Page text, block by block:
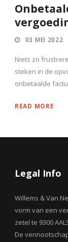
03 MEI 2022
Niets zo
steken in de
onbetaalde
READ MORE
Legal Info
Willems & Van
vorm van een
zetel te 9300
De